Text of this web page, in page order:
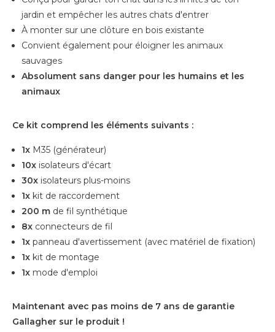
jardin et empêcher les autres chats d'entrer
À monter sur une clôture en bois existante
Convient également pour éloigner les animaux
sauvages
Absolument sans danger pour les humains et les
animaux
Ce kit comprend les éléments suivants :
1x M35 (générateur)
10x isolateurs d'écart
30x isolateurs plus-moins
1x kit de raccordement
200 m de fil synthétique
8x connecteurs de fil
1x panneau d'avertissement (avec matériel de fixation)
1x kit de montage
1x mode d'emploi
Maintenant avec pas moins de 7 ans de garantie
Gallagher sur le produit !